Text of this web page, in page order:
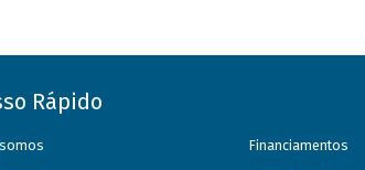
Rápido
Financiamentos